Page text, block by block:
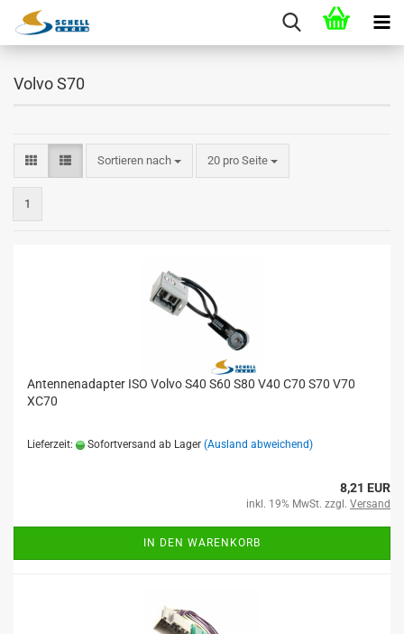
Volvo S70
Sortieren nach 20 pro Seite
1
Antennenadapter ISO Volvo S40 S60 S80 V40 C70 S70 V70
XC70
Lieferzeit: Sofortversand ab Lager (Ausland abweichend)
8,21 EUR
inkl. 19% MwSt. zzgl. Versand
IN DEN WARENKORB